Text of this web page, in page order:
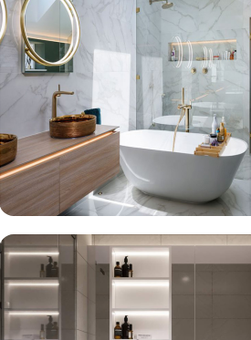
Mẫu Nhà Tắm 2
XEM CHI TIẾT
Mẫu Nhà Tắm 6